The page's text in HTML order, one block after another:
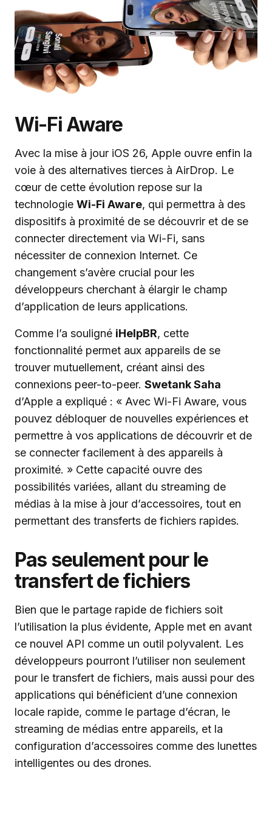
Wi-Fi Aware
Avec la mise à jour iOS 26, Apple ouvre enfin la
voie à des alternatives tierces à AirDrop. Le
cœur de cette évolution repose sur la
technologie Wi-Fi Aware, qui permettra à des
dispositifs à proximité de se découvrir et de se
connecter directement via Wi-Fi, sans
nécessiter de connexion Internet. Ce
changement s’avère crucial pour les
développeurs cherchant à élargir le champ
d’application de leurs applications.
Comme l’a souligné iHelpBR, cette
fonctionnalité permet aux appareils de se
trouver mutuellement, créant ainsi des
connexions peer-to-peer. Swetank Saha
d’Apple a expliqué : « Avec Wi-Fi Aware, vous
pouvez débloquer de nouvelles expériences et
permettre à vos applications de découvrir et de
se connecter facilement à des appareils à
proximité. » Cette capacité ouvre des
possibilités variées, allant du streaming de
médias à la mise à jour d’accessoires, tout en
permettant des transferts de fichiers rapides.
Pas seulement pour le
transfert de fichiers
Bien que le partage rapide de fichiers soit
l’utilisation la plus évidente, Apple met en avant
ce nouvel API comme un outil polyvalent. Les
développeurs pourront l’utiliser non seulement
pour le transfert de fichiers, mais aussi pour des
applications qui bénéficient d’une connexion
locale rapide, comme le partage d’écran, le
streaming de médias entre appareils, et la
configuration d’accessoires comme des lunettes
intelligentes ou des drones.